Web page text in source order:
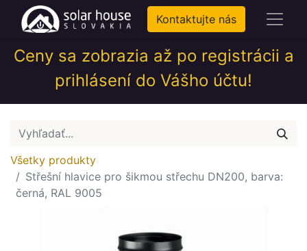
Kontaktujte nás
Ceny sa zobrazia až po registrácii a
prihlásení do Vášho účtu!
Všetky produkty
Střešní hlavice pro šikmou střechu DN200, barva:
černá, RAL 9005